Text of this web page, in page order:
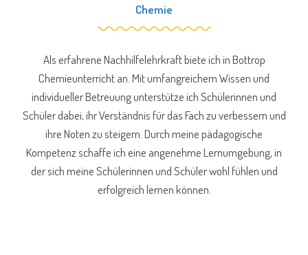
Chemie
Als erfahrene Nachhilfelehrkraft biete ich in Bottrop
Chemieunterricht an. Mit umfangreichem Wissen und
individueller Betreuung unterstütze ich Schülerinnen und
Schüler dabei, ihr Verständnis für das Fach zu verbessern und
ihre Noten zu steigern. Durch meine pädagogische
Kompetenz schaffe ich eine angenehme Lernumgebung, in
der sich meine Schülerinnen und Schüler wohl fühlen und
erfolgreich lernen können.